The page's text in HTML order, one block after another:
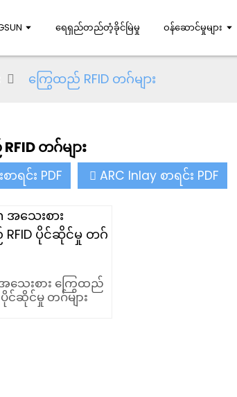
ရေရှည်တည်တံ့ခိုင်မြဲမှု ဝန်ဆောင်မှုများ
ကြွေထည် RFID တဂ်များ
တဂ်များ
ရင်း PDF ARC Inlay စာရင်း PDF
အသေးစား ကြွေထည်
ပိုင်ဆိုင်မှု တဂ်များ